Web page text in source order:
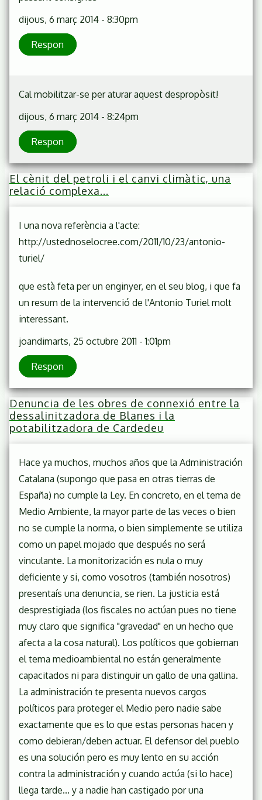
dijous, 6 març 2014 - 8:30pm
Respon
Cal mobilitzar-se per aturar aquest despropòsit!
dijous, 6 març 2014 - 8:24pm
Respon
El cènit del petroli i el canvi climàtic, una
relació complexa...
I una nova referència a l'acte:
http://ustednoselocree.com/2011/10/23/antonio-
turiel/
que està feta per un enginyer, en el seu blog, i que fa
un resum de la intervenció de l'Antonio Turiel molt
interessant.
joandimarts, 25 octubre 2011 - 1:01pm
Respon
Denuncia de les obres de connexió entre la
dessalinitzadora de Blanes i la
potabilitzadora de Cardedeu
Hace ya muchos, muchos años que la Administración
Catalana (supongo que pasa en otras tierras de
España) no cumple la Ley. En concreto, en el tema de
Medio Ambiente, la mayor parte de las veces o bien
no se cumple la norma, o bien simplemente se utiliza
como un papel mojado que después no será
vinculante. La monitorización es nula o muy
deficiente y si, como vosotros (también nosotros)
presentaís una denuncia, se rien. La justicia está
desprestigiada (los fiscales no actúan pues no tiene
muy claro que significa "gravedad" en un hecho que
afecta a la cosa natural). Los políticos que gobiernan
el tema medioambiental no están generalmente
capacitados ni para distinguir un gallo de una gallina.
La administración te presenta nuevos cargos
políticos para proteger el Medio pero nadie sabe
exactamente que es lo que estas personas hacen y
como debieran/deben actuar. El defensor del pueblo
es una solución pero es muy lento en su acción
contra la administración y cuando actúa (si lo hace)
llega tarde... y a nadie han castigado por una